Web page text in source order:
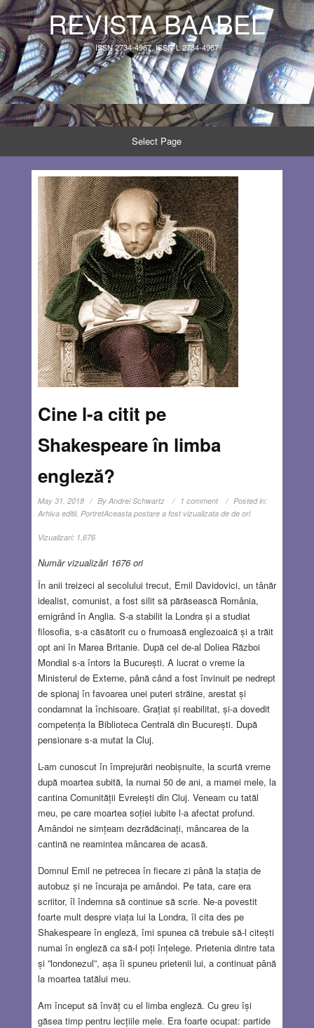
REVISTA BAABEL
ISSN 2734-4967, ISSN-L 2734-4967
Select Page
Cine l-a citit pe
Shakespeare în limba
engleză?
May 31, 2018 By Andrei Schwartz 1 comment
Posted in:
Arhiva editii, PortretAceasta postare a fost vizualizata de de ori
Vizualizari: 1,676
Număr vizualizări 1676 ori
În anii treizeci al secolului trecut, Emil Davidovici, un tânăr
idealist, comunist, a fost silit să părăsească România,
emigrând în Anglia. S-a stabilit la Londra și a studiat
filosofia, s-a căsătorit cu o frumoasă englezoaică și a trăit
opt ani în Marea Britanie. După cel de-al Doliea Război
Mondial s-a întors la București. A lucrat o vreme la
Ministerul de Externe, până când a fost învinuit pe nedrept
de spionaj în favoarea unei puteri străine, arestat și
condamnat la închisoare. Grațiat și reabilitat, și-a dovedit
competența la Biblioteca Centrală din București. După
pensionare s-a mutat la Cluj.
L-am cunoscut în împrejurări neobișnuite, la scurtă vreme
după moartea subită, la numai 50 de ani, a mamei mele, la
cantina Comunității Evreiești din Cluj. Veneam cu tatăl
meu, pe care moartea soției iubite l-a afectat profund.
Amândoi ne simțeam dezrădăcinați, mâncarea de la
cantină ne reamintea mâncarea de acasă.
Domnul Emil ne petrecea în fiecare zi până la stația de
autobuz și ne încuraja pe amândoi. Pe tata, care era
scriitor, îl îndemna să continue să scrie. Ne-a povestit
foarte mult despre viața lui la Londra, îl cita des pe
Shakespeare în engleză, îmi spunea că trebuie să-l citești
numai în engleză ca să-l poți înțelege. Prietenia dintre tata
și ”londonezul”, așa îi spuneu prietenii lui, a continuat până
la moartea tatălui meu.
Am început să învăț cu el limba engleză. Cu greu își
găsea timp pentru lecțiile mele. Era foarte ocupat: partide